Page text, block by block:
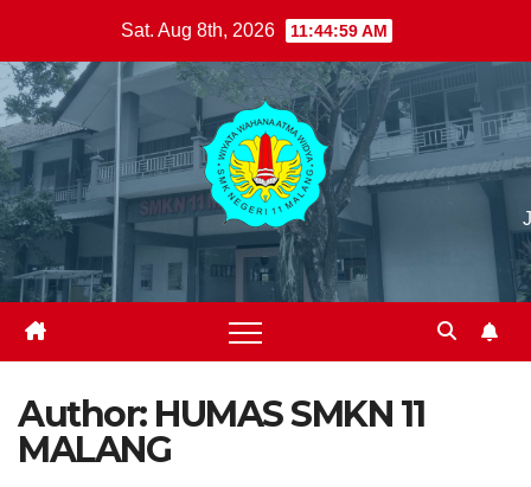
content
Sat. Aug 8th, 2026 11:45:01 AM
Author: HUMAS SMKN 11
MALANG